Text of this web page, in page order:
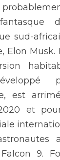
sud-
Elon Musk.
est
et
9.